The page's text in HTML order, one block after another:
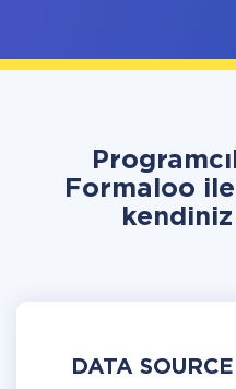
Formaloo
DATA SOURCE